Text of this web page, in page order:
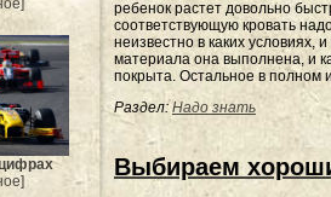
ребенок растет довольно
соответствующую кровать
неизвестно в каких условиях, и
материала она выполнена, и
покрыта. Остальное в полном
Раздел: Надо знать
Выбираем